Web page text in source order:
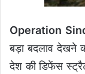
Operation
बड़ा बदलाव देखने
देश की डिफेंस